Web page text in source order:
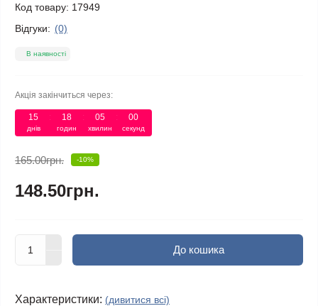
Код товару: 17949
Відгуки: (0)
В наявності
Акція закінчиться через:
15
днів
18
годин
05
хвилин
00
секунд
165.00грн. -10%
148.50грн.
До кошика
Характеристики: (дивитися всі)